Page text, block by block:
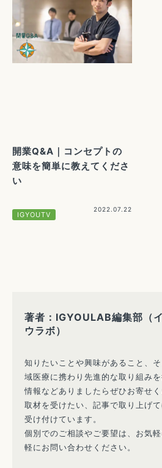
開業Q&A｜コンセプトの
意味を簡単に教えてくださ
い
IGYOUTV
2022.07.22
著者：IGYOULAB編集部（
ウラボ）
知りたいことや興味があること、
域医療に携わり先進的な取り組み
情報などありましたらぜひお寄せく
取材を受けたい、記事で取り上げ
受け付けています。
個別でのご相談やご要望は、お気
軽にお問い合わせください。